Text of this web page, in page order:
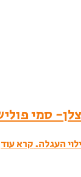
העגלה. קרא עוד